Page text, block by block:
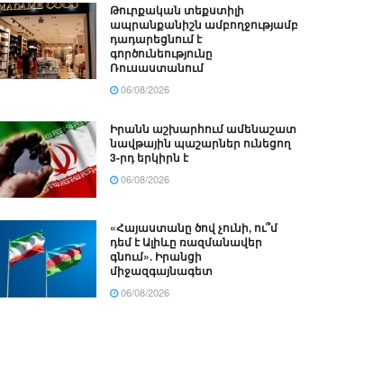
Թուրքական տեքստիլի
ապրանքանիշն ամբողջությամբ
դադարեցնում է
գործունեությունը
Ռուսաստանում
06/08/2026
Իրանն աշխարհում ամենաշատ
նավթային պաշարներ ունեցող
3-րդ երկիրն է
06/08/2026
«Հայաստանը ծով չունի, ու՞մ
դեմ է Ալիևը ռազմանավեր
գնում». Իրանցի
միջազգայնագետ
06/08/2026